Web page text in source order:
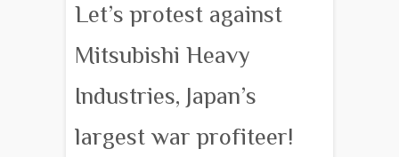
Let’s protest against
Mitsubishi Heavy
Industries, Japan’s
largest war profiteer!